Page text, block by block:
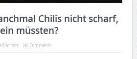
Chilis nicht scharf,
müssten?
No Comments